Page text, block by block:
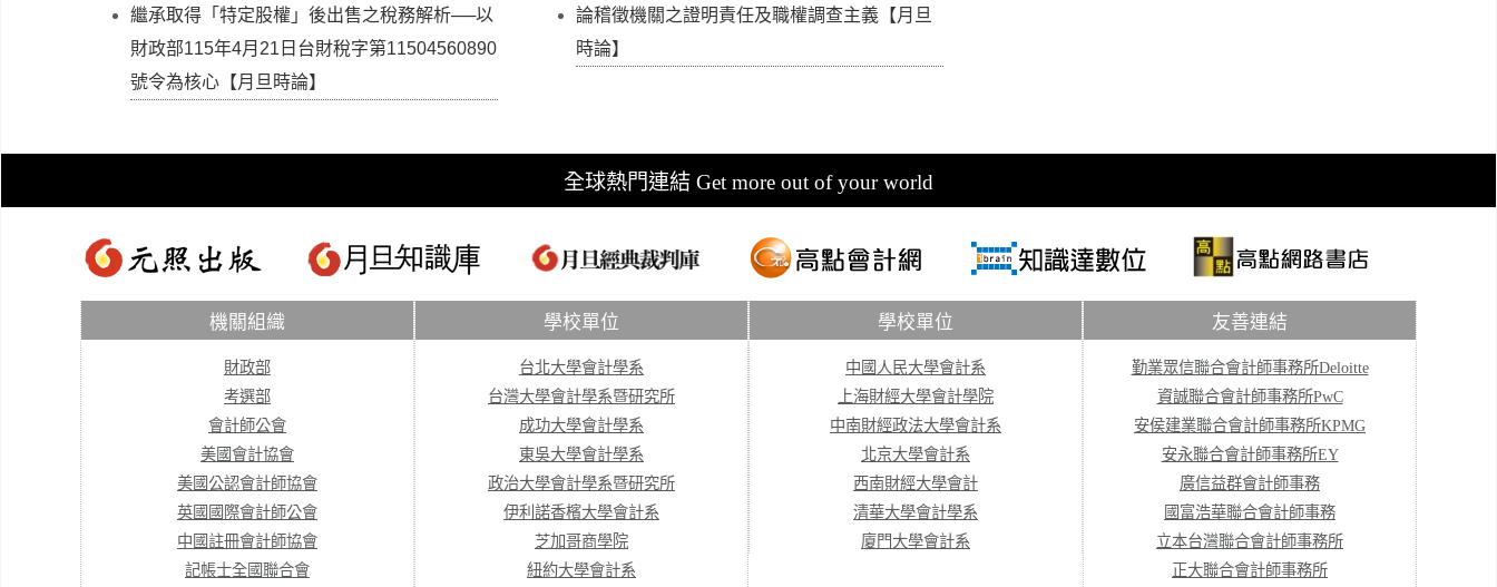
繼承取得「特定股權」後出售之稅務解析──以
財政部115年4月21日台財稅字第11504560890
號令為核心【月旦時論】
論稽徵機關之證明責任及職權調查主義【月旦
時論】
全球熱門連結 Get more out of your world
機關組織
財政部
考選部
會計師公會
美國會計協會
美國公認會計師協會
英國國際會計師公會
中國註冊會計師協會
記帳士全國聯合會
學校單位
台北大學會計學系
台灣大學會計學系暨研究所
成功大學會計學系
東吳大學會計學系
政治大學會計學系暨研究所
伊利諾香檳大學會計系
芝加哥商學院
紐約大學會計系
學校單位
中國人民大學會計系
上海財經大學會計學院
中南財經政法大學會計系
北京大學會計系
西南財經大學會計
清華大學會計學系
廈門大學會計系
友善連結
勤業眾信聯合會計師事務所Deloitte
資誠聯合會計師事務所PwC
安侯建業聯合會計師事務所KPMG
安永聯合會計師事務所EY
廣信益群會計師事務
國富浩華聯合會計師事務
立本台灣聯合會計師事務所
正大聯合會計師事務所